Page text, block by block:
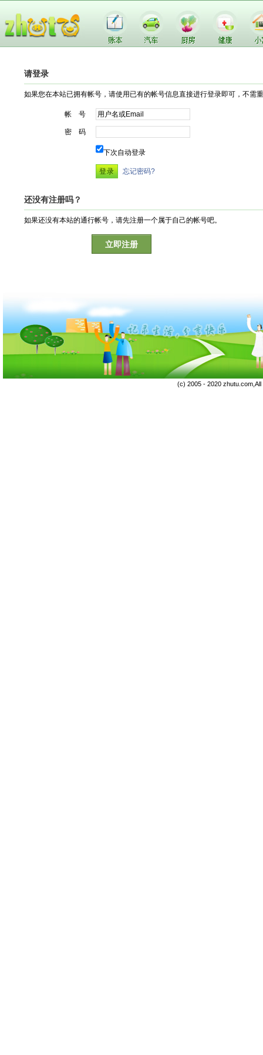
请登录
如果您在本站已拥有帐号，请使用已有的帐号信息直接进行登录即可，不需
帐 号
密 码
下次自动登录
忘记密码?
还没有注册吗？
如果还没有本站的通行帐号，请先注册一个属于自己的帐号吧。
立即注册
(c) 2005 - 2020